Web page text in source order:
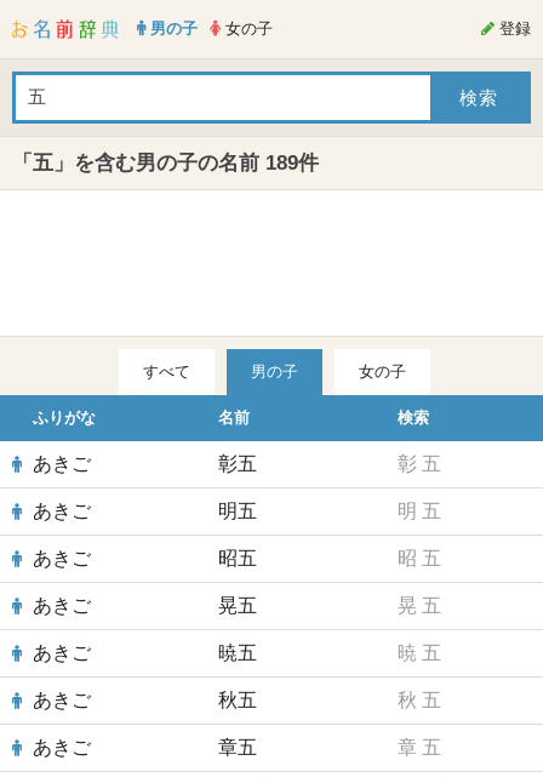
男の子 女の子 登録
「五」を含む男の子の名前 189件
すべて 男の子 女の子
ふりがな 名前 検索
あきご 彰五 彰 五
あきご 明五 明 五
あきご 昭五 昭 五
あきご 晃五 晃 五
あきご 暁五 暁 五
あきご 秋五 秋 五
あきご 章五 章 五